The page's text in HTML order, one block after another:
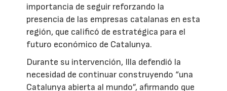
importancia de seguir reforzando la
presencia de las empresas catalanas en esta
región, que calificó de estratégica para el
futuro económico de Catalunya.
Durante su intervención, Illa defendió la
necesidad de continuar construyendo “una
Catalunya abierta al mundo”, afirmando que